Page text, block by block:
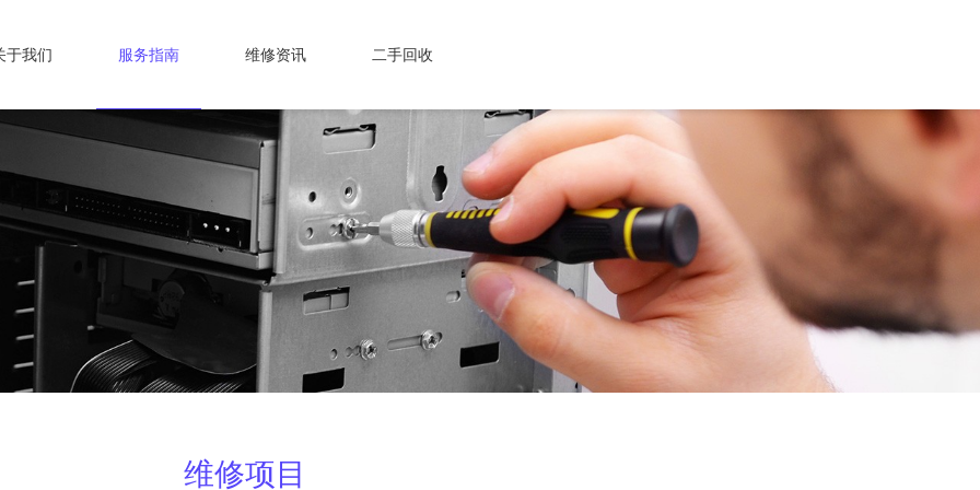
于我们 服务指南 维修资讯 二手回收
维修项目